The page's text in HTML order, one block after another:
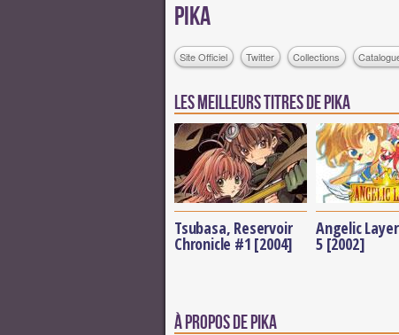
Pika
Site Officiel Twitter Collections
Les meilleurs titres de Pika
Tsubasa, Reservoir
Chronicle #1 [2004]
Angelic
5 [2002]
à propos de Pika